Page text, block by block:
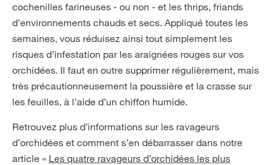
cochenilles farineuses - ou non - et les thrips, friands
d’environnements chauds et secs. Appliqué toutes les
semaines, vous réduisez ainsi tout simplement les
risques d’infestation par les araignées rouges sur vos
orchidées. Il faut en outre supprimer régulièrement, mais
très précautionneusement la poussière et la crasse sur
les feuilles, à l’aide d’un chiffon humide.
Retrouvez plus d’informations sur les ravageurs
d’orchidées et comment s’en débarrasser dans notre
article « Les quatre ravageurs d’orchidées les plus